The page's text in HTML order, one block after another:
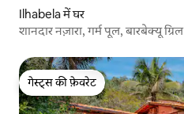
Ilhabela में घर
शानदार नज़ारा, गर्म पूल, बारबेक्यू ग्रिल
गेस्ट्स की फ़ेवरेट
गेस्ट्स की फ़ेवरेट